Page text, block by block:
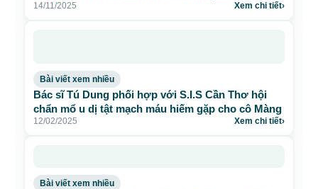
14/11/2025 Xem chi tiết›
Bài viết xem nhiều
Bác sĩ Tú Dung phối hợp với S.I.S Cần Thơ hội
chẩn mổ u dị tật mạch máu hiếm gặp cho cô Màng
12/02/2025 Xem chi tiết›
Bài viết xem nhiều